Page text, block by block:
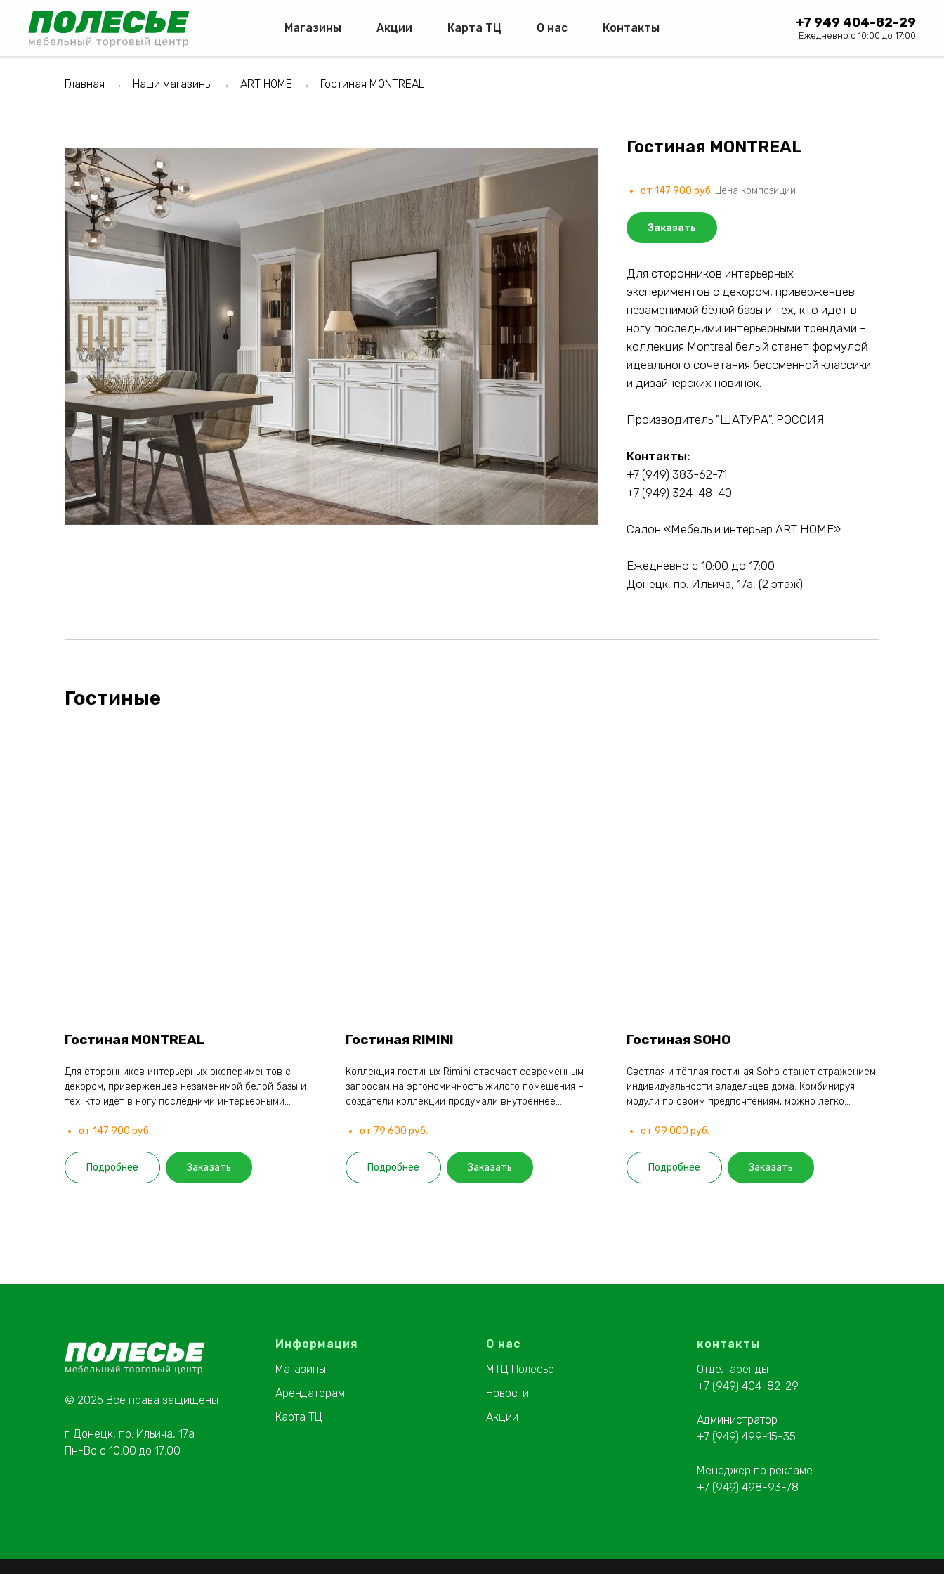
Магазины Акции Карта ТЦ О нас Контакты +7 949 404-82-29
Ежедневно с 10:00 до 17:00
Главная → Наши магазины → ART HOME → Гостиная MONTREAL
Гостиная MONTREAL
от 147 900 руб. Цена композиции
Заказать
Для сторонников интерьерных
экспериментов с декором, приверженцев
незаменимой белой базы и тех, кто идет в
ногу последними интерьерными трендами -
коллекция Montreal белый станет формулой
идеального сочетания бессменной классики
и дизайнерских новинок.
Производитель "ШАТУРА". РОССИЯ
Контакты:
+7 (949) 383-62-71
+7 (949) 324-48-40
Салон «Мебель и интерьер ART HOME»
Ежедневно с 10:00 до 17:00
Донецк, пр. Ильича, 17а, (2 этаж)
Гостиные
Гостиная MONTREAL
Для сторонников интерьерных экспериментов с
декором, приверженцев незаменимой белой базы и
тех, кто идет в ногу последними интерьерными...
от 147 900 руб.
Подробнее Заказать
Гостиная RIMINI
Коллекция гостиных Rimini отвечает современным
запросам на эргономичность жилого помещения –
создатели коллекции продумали внутреннее...
от 79 600 руб.
Подробнее Заказать
Гостиная SOHO
Светлая и тёплая гостиная Soho станет отражением
индивидуальности владельцев дома. Комбинируя
модули по своим предпочтениям, можно легко...
от 99 000 руб.
Подробнее Заказать
© 2025 Все права защищены
г. Донецк, пр. Ильича, 17а
Пн-Вс с 10:00 до 17:00
Информация
Магазины
Арендаторам
Карта ТЦ
О нас
МТЦ Полесье
Новости
Акции
контакты
Отдел аренды
+7 (949) 404-82-29
Администратор
+7 (949) 499-15-35
Менеджер по рекламе
+7 (949) 498-93-78